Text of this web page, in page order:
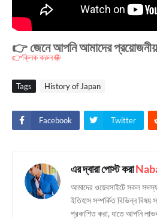
👉 জেনে আপনি আমাদের প্রয়োজনীয়
👉ক্লিক করুন 🌐
Tags History of Japan
Facebook Twitter
এর দ্বারা পোস্ট করা
আমাদের ওয়েবসাইটে সকল
ইতিহাস সম্পর্কিত বিভিন্ন বিষয়
প্রকাশিত করা, যাতে আপনি